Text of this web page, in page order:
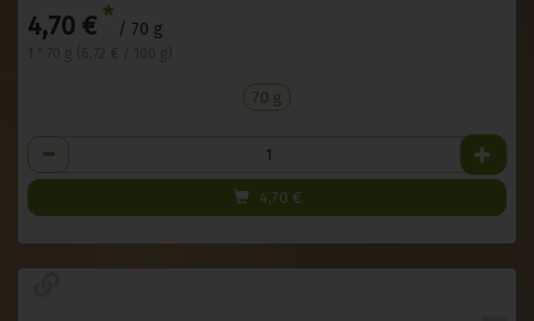
4,70 € * / 70 g
70 g
Anzahl
4,70 €